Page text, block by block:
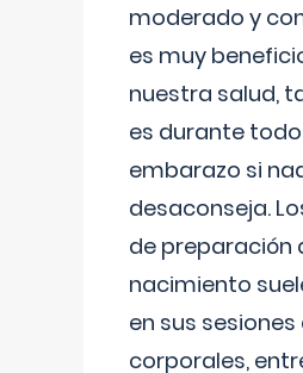
moderado y
es muy
nuestra salud,
es durante
embarazo si
desaconseja.
de preparación
nacimiento
en sus
corporales,